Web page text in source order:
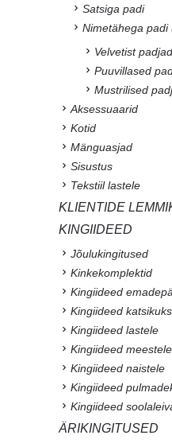
Satsiga padi
Nimetähega padi
Velvetist
Puuvillased
Mustrilised
Aksessuaarid
Kotid
Mänguasjad
Sisustus
Tekstiil lastele
KLIENTIDE
KINGIIDEED
Jõulukingitused
Kinkekomplektid
Kingiideed
Kingiideed katsikuks
Kingiideed lastele
Kingiideed meestele
Kingiideed naistele
Kingiideed
Kingiideed
ÄRIKINGITUSED